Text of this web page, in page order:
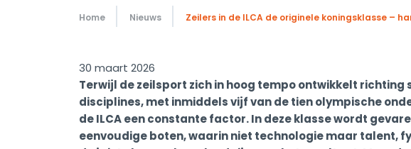
Home Nieuws Zeilers in de ILCA de originele koningsklasse –
30 maart 2026
Terwijl de zeilsport zich in hoog tempo ontwikkelt richting
disciplines, met inmiddels vijf van de tien olympische
de ILCA een constante factor. In deze klasse wordt
eenvoudige boten, waarin niet technologie maar talent,